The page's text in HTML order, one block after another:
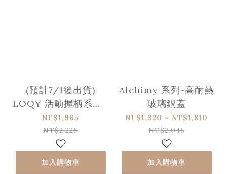
(預計7/1後出貨)
LOQY 活動握柄系列 l
鑄鋼單手握柄
NT$1,965
NT$2,225
加入購物車
Alchimy 系列-高耐熱
玻璃鍋蓋
NT$1,320 ~ NT$1,810
NT$2,045
加入購物車